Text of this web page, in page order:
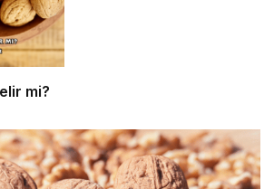
mi?